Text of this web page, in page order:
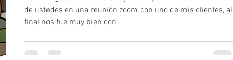
con uno de mis clientes
de ustedes en una reunión zoom con uno de mis clientes, al
final nos fue muy bien con